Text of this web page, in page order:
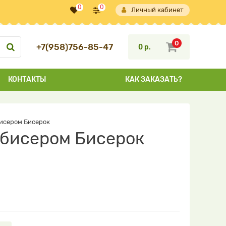
0 0 Личный кабинет
+7(958)756-85-47 0
0 р.
КОНТАКТЫ КАК ЗАКАЗАТЬ?
Бисерок
Бисерок